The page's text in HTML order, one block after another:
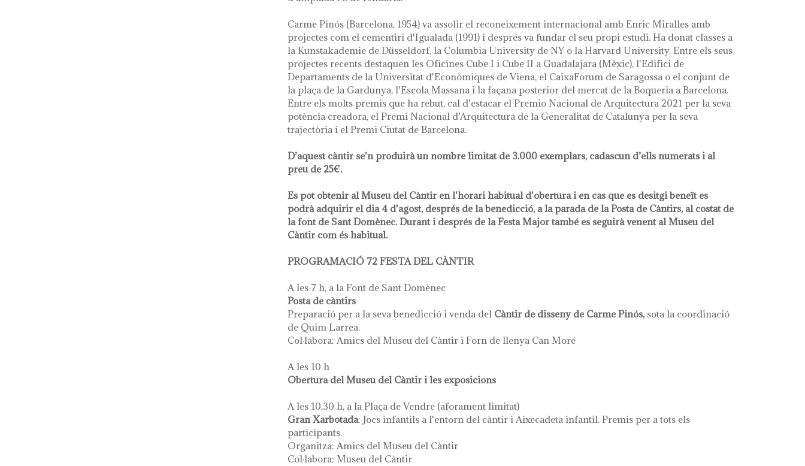
Carme Pinós (Barcelona, 1954) va assolir el reconeixement internacional amb Enric Miralles amb
projectes com el cementiri d'Igualada (1991) i després va fundar el seu propi estudi. Ha donat classes a
la Kunstakademie de Düsseldorf, la Columbia University de NY o la Harvard University. Entre els seus
projectes recents destaquen les Oficines Cube I i Cube II a Guadalajara (Mèxic), l'Edifici de
Departaments de la Universitat d'Econòmiques de Viena, el CaixaForum de Saragossa o el conjunt de
la plaça de la Gardunya, l'Escola Massana i la façana posterior del mercat de la Boqueria a Barcelona.
Entre els molts premis que ha rebut, cal d’estacar el Premio Nacional de Arquitectura 2021 per la seva
potència creadora, el Premi Nacional d’Arquitectura de la Generalitat de Catalunya per la seva
trajectòria i el Premi Ciutat de Barcelona.
D’aquest càntir se’n produirà un nombre limitat de 3.000 exemplars, cadascun d’ells numerats i al
preu de 25€.
Es pot obtenir al Museu del Càntir en l'horari habitual d'obertura i en cas que es desitgi beneït es
podrà adquirir el dia 4 d'agost, després de la benedicció, a la parada de la Posta de Càntirs, al costat de
la font de Sant Domènec. Durant i després de la Festa Major també es seguirà venent al Museu del
Càntir com és habitual.
PROGRAMACIÓ 72 FESTA DEL CÀNTIR
A les 7 h, a la Font de Sant Domènec
Posta de càntirs
Preparació per a la seva benedicció i venda del Càntir de disseny de Carme Pinós, sota la coordinació
de Quim Larrea.
Col·labora: Amics del Museu del Càntir i Forn de llenya Can Moré
A les 10 h
Obertura del Museu del Càntir i les exposicions
A les 10,30 h, a la Plaça de Vendre (aforament limitat)
Gran Xarbotada: Jocs infantils a l'entorn del càntir i Aixecadeta infantil. Premis per a tots els
participants.
Organitza: Amics del Museu del Càntir
Col·labora: Museu del Càntir